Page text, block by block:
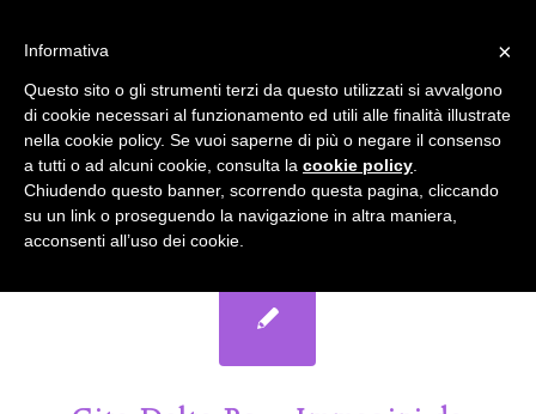
Il Blog del Garden Club di Bologna
accetta l'uso dei cookies previsto nella pagina dedicata.
Fai clic per abilitare/disabilitare il tracciamento di
Google Analytics.
OK Privacy e cookie policy
×
Informativa
Questo sito o gli strumenti terzi da questo utilizzati si avvalgono
di cookie necessari al funzionamento ed utili alle finalità illustrate
nella cookie policy. Se vuoi saperne di più o negare il consenso
a tutti o ad alcuni cookie, consulta la cookie policy
Chiudendo questo banner, scorrendo questa pagina, cliccando
su un link o proseguendo la navigazione in altra maniera,
acconsenti all’uso dei cookie.